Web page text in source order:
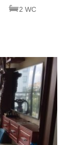
2 WC